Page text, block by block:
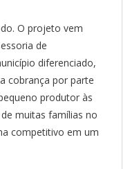
O projeto vem
de
diferenciado,
cobrança por parte
produtor às
muitas famílias no
competitivo em um